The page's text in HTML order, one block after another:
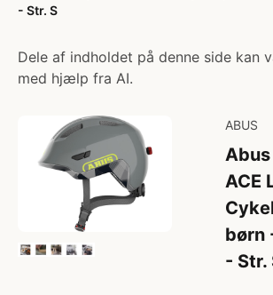
- Str. S
Dele af indholdet på denne side kan
med hjælp fra AI.
ABUS
ACE
børn
- Str.